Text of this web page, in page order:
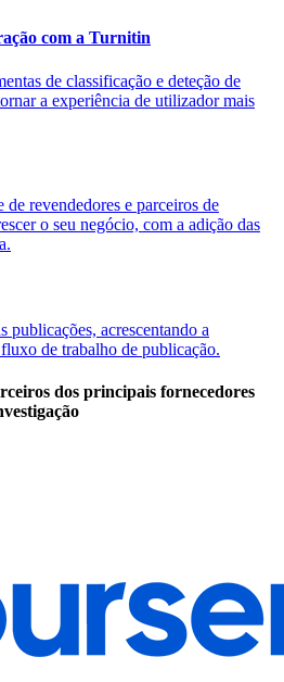
com a Turnitin
de classificação e deteção de
a experiência de utilizador mais
de revendedores e parceiros de
o seu negócio, com a adição das
publicações, acrescentando a
de trabalho de publicação.
dos principais fornecedores